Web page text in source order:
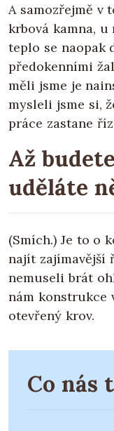
A samozřejmě v
krbová kamna, u
teplo se naopak
předokenními
měli jsme je
mysleli jsme si,
práce zastane
Až
uděláte
(Smích.) Je to o
najít zajímavější
nemuseli brát
nám konstrukce
otevřený krov.
Co nás